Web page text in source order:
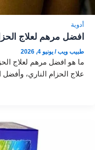
أدوية
افضل مرهم لعلاج
طبيب ويب/ يونيو 4, 2026
ما هو افضل مرهم لعلاج
علاج الحزام الناري، وأفضل